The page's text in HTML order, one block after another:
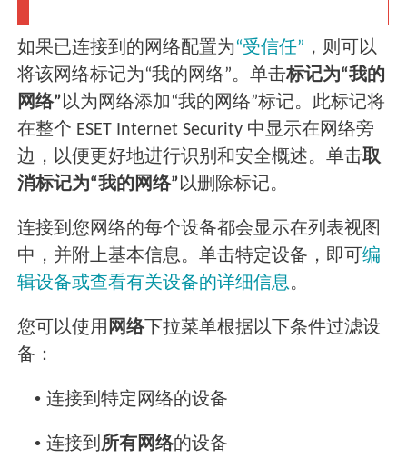
如果已连接到的网络配置为“受信任” ，则可以
将该网络标记为“我的网络”。单击标记为“我的
网络”以为网络添加“我的网络”标记。此标记将
在整个 ESET Internet Security 中显示在网络旁
边，以便更好地进行识别和安全概述。单击取
消标记为“我的网络”以删除标记。
连接到您网络的每个设备都会显示在列表视图
中，并附上基本信息。单击特定设备，即可编
辑设备或查看有关设备的详细信息。
您可以使用 网络下拉菜单根据以下条件过滤设
备：
• 连接到特定网络的设备
• 连接到所有网络的设备